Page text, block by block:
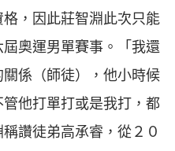
，因此莊智淵此次只能
奧運男單賽事。「我還
係（師徒），他小時候
他打單打或是我打，都
讚徒弟高承睿，從２０